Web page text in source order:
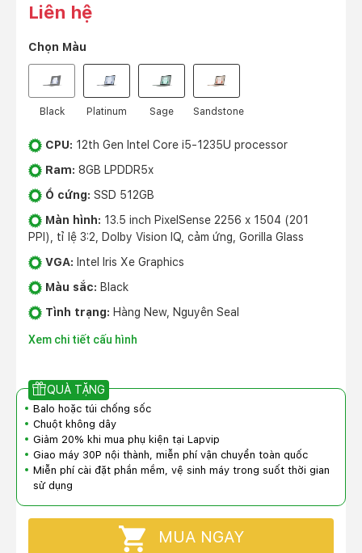
Liên hệ
Chọn Màu
Black Platinum Sage Sandstone
CPU: 12th Gen Intel Core i5-1235U processor
Ram: 8GB LPDDR5x
Ổ cứng: SSD 512GB
Màn hình: 13.5 inch PixelSense 2256 x 1504 (201
PPI), tỉ lệ 3:2, Dolby Vision IQ, cảm ứng, Gorilla Glass
VGA: Intel Iris Xe Graphics
Màu sắc: Black
Tình trạng: Hàng New, Nguyên Seal
Xem chi tiết cấu hình
QUÀ TẶNG
Balo hoặc túi chống sốc
Chuột không dây
Giảm 20% khi mua phụ kiện tại Lapvip
Giao máy 30P nội thành, miễn phí vận chuyển toàn quốc
Miễn phí cài đặt phần mềm, vệ sinh máy trong suốt thời gian
sử dụng
MUA NGAY